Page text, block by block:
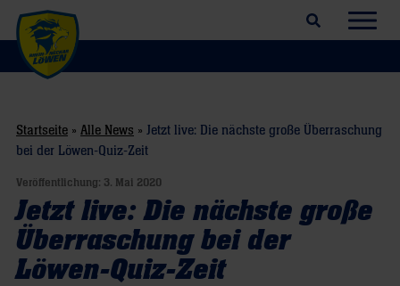
Suchfeld öffnen
Startseite » Alle News » Jetzt live: Die nächste große Überraschung
bei der Löwen-Quiz-Zeit
Veröffentlichung: 3. Mai 2020
Jetzt live: Die nächste große
Überraschung bei der
Löwen-Quiz-Zeit